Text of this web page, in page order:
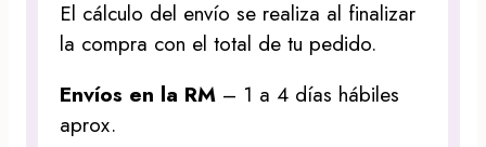
El cálculo del envío se realiza al finalizar
la compra con el total de tu pedido.
Envíos en la RM – 1 a 4 días hábiles
aprox.